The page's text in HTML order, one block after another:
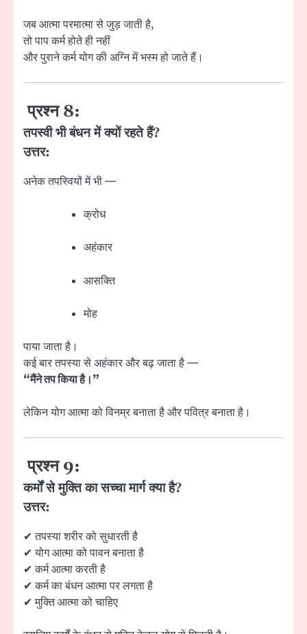
जब आत्मा परमात्मा से जुड़ जाती है,
तो पाप कर्म होते ही नहीं
और पुराने कर्म योग की अग्नि में भस्म हो जाते हैं।
प्रश्न 8:
तपस्वी भी बंधन में क्यों रहते हैं?
उत्तर:
अनेक तपस्वियों में भी —
क्रोध
अहंकार
आसक्ति
मोह
पाया जाता है।
कई बार तपस्या से अहंकार और बढ़ जाता है —
“मैंने तप किया है।”
लेकिन योग आत्मा को विनम्र बनाता है और पवित्र बनाता है।
प्रश्न 9:
कर्मों से मुक्ति का सच्चा मार्ग क्या है?
उत्तर:
✔ तपस्या शरीर को सुधारती है
✔ योग आत्मा को पावन बनाता है
✔ कर्म आत्मा करती है
✔ कर्म का बंधन आत्मा पर लगता है
✔ मुक्ति आत्मा को चाहिए